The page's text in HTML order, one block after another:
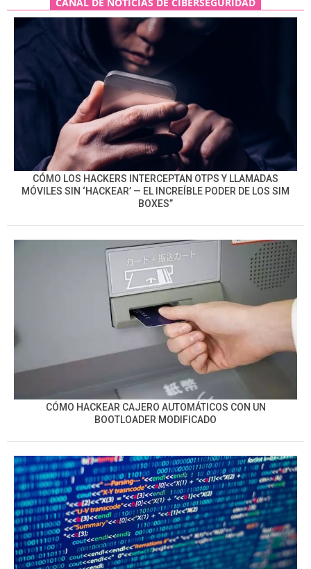
CÓMO LOS HACKERS INTERCEPTAN OTPS Y LLAMADAS
MÓVILES SIN ‘HACKEAR’ — EL INCREÍBLE PODER DE LOS SIM
BOXES”
CÓMO HACKEAR CAJERO AUTOMÁTICOS CON UN
BOOTLOADER MODIFICADO